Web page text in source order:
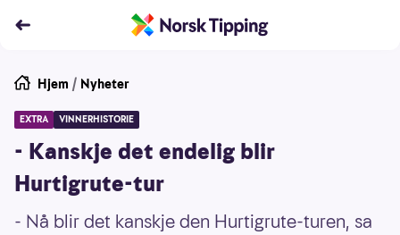
Hjem / Nyheter
EXTRA VINNERHISTORIE
- Kanskje det endelig blir
Hurtigrute-tur
- Nå blir det kanskje den Hurtigrute-turen, sa